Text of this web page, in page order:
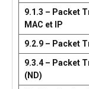
9.1.3 – Packet
MAC et IP
9.2.9 – Packet
9.3.4 – Packet
(ND)